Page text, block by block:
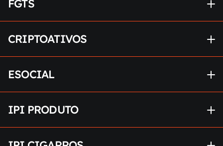
FGTS
CRIPTOATIVOS
ESOCIAL
IPI PRODUTO